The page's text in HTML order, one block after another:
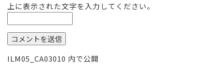
上に表示された文字を入力してください。
投
ILM05_CA03010 内で公開